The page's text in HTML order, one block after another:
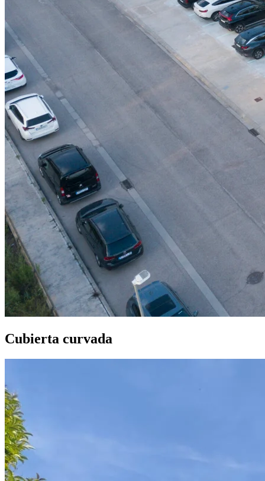
Cubierta curvada